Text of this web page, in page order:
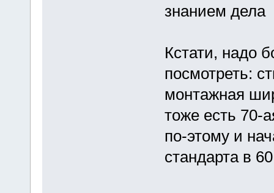
знанием дела
Кстати, надо
посмотреть:
монтажная
тоже есть 70-
по-этому и
стандарта в